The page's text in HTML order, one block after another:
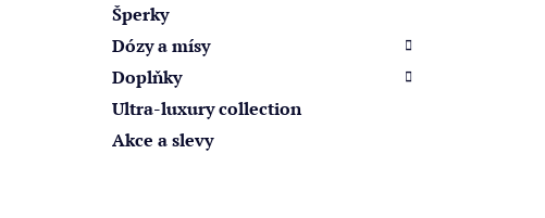
Šperky
Dózy a mísy
Doplňky
Ultra-luxury collection
Akce a slevy